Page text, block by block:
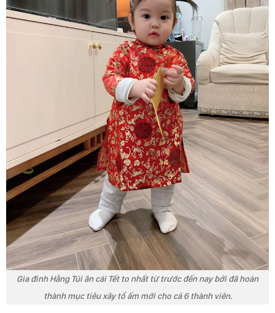
Gia đình Hằng Túi ăn cái Tết to nhất từ trước đến nay bởi đã hoàn
thành mục tiêu xây tổ ấm mới cho cả 6 thành viên.